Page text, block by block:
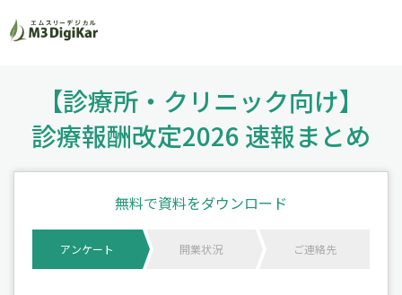
【診療所・クリニック向け】
診療報酬改定2026 速報まとめ
無料で資料をダウンロード
アンケート 開業状況 ご連絡先